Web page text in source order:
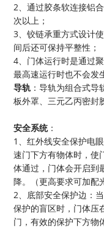
2、通过胶条软连接铝
次以上；
3、铰链承重方式设计
间后还可保持平整性；
4、门体运行时是通过
最高速运行时也不会发
导轨 ：导轨为组合式
板外罩、三元乙丙密封
安全系统：
1、红外线安全保护电
速门下方有物体时，使
体通过，门体会开启到
降。（更高要求可加配
2、底部安全保护边：
保护的盲区时，门体压
门，有效的保护下方物